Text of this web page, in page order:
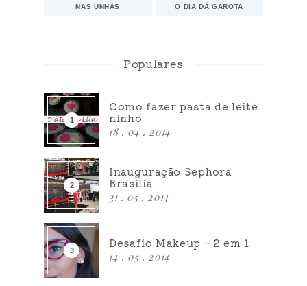
NAS UNHAS O DIA DA GAROTA
Populares
Como fazer pasta de leite
ninho
18 . 04 . 2014
Inauguração Sephora
Brasília
31 . 05 . 2014
Desafio Makeup – 2 em 1
14 . 05 . 2014